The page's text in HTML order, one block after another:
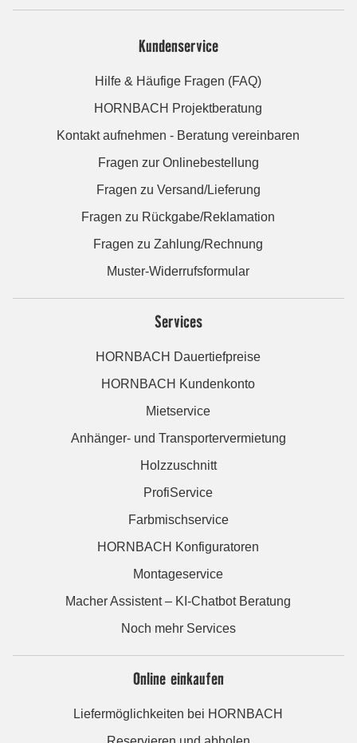
Kundenservice
Hilfe & Häufige Fragen (FAQ)
HORNBACH Projektberatung
Kontakt aufnehmen - Beratung vereinbaren
Fragen zur Onlinebestellung
Fragen zu Versand/Lieferung
Fragen zu Rückgabe/Reklamation
Fragen zu Zahlung/Rechnung
Muster-Widerrufsformular
Services
HORNBACH Dauertiefpreise
HORNBACH Kundenkonto
Mietservice
Anhänger- und Transportervermietung
Holzzuschnitt
ProfiService
Farbmischservice
HORNBACH Konfiguratoren
Montageservice
Macher Assistent – KI-Chatbot Beratung
Noch mehr Services
Online einkaufen
Liefermöglichkeiten bei HORNBACH